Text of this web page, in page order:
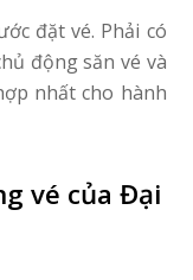
đặt vé. Phải có
động săn vé và
nhất cho hành
vé của Đại